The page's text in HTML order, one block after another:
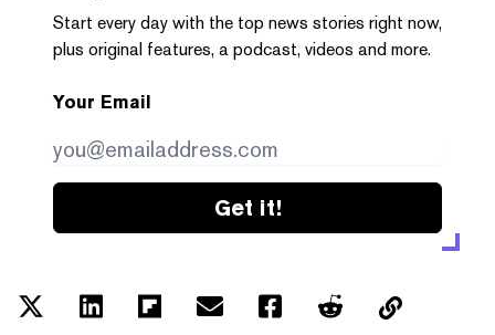
Start every day with the top news stories right now,
plus original features, a podcast, videos and more.
Your Email
Get it!